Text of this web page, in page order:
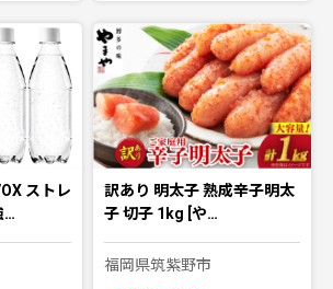
ストレ
…
訳あり 明太子 熟成辛子明太
子 切子 1kg [や…
福岡県筑紫野市